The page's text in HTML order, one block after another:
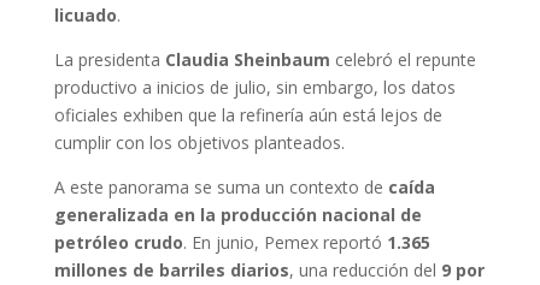
licuado.
La presidenta Claudia Sheinbaum celebró el repunte
productivo a inicios de julio, sin embargo, los datos
oficiales exhiben que la refinería aún está lejos de
cumplir con los objetivos planteados.
A este panorama se suma un contexto de caída
generalizada en la producción nacional de
petróleo crudo. En junio, Pemex reportó 1.365
millones de barriles diarios, una reducción del 9 por